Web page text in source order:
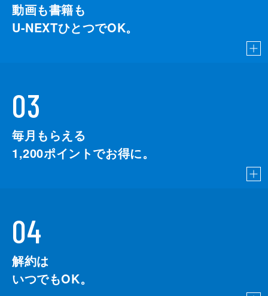
動画も書籍も
U-NEXTひとつでOK。
03
毎月もらえる
1,200ポイントでお得に。
04
解約は
いつでもOK。